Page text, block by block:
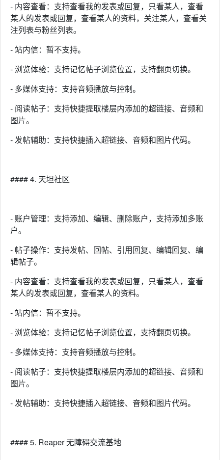
- 内容查看：支持查看我的发表或回复，只看某人，查看
某人的发表或回复，查看某人的资料，关注某人，查看关
注列表与粉丝列表。
- 站内信：暂不支持。
- 浏览体验：支持记忆帖子浏览位置，支持翻页切换。
- 多媒体支持：支持音频播放与控制。
- 阅读帖子：支持快捷提取楼层内添加的超链接、音频和
图片。
- 发帖辅助：支持快捷插入超链接、音频和图片代码。
#### 4. 天坦社区
- 账户管理：支持添加、编辑、删除账户，支持添加多账
户。
- 帖子操作：支持发帖、回帖、引用回复、编辑回复、编
辑帖子。
- 内容查看：支持查看我的发表或回复，只看某人，查看
某人的发表或回复，查看某人的资料。
- 站内信：暂不支持。
- 浏览体验：支持记忆帖子浏览位置，支持翻页切换。
- 多媒体支持：支持音频播放与控制。
- 阅读帖子：支持快捷提取楼层内添加的超链接、音频和
图片。
- 发帖辅助：支持快捷插入超链接、音频和图片代码。
#### 5. Reaper 无障碍交流基地